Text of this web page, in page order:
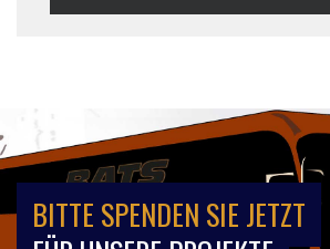
BITTE SPENDEN SIE JETZT